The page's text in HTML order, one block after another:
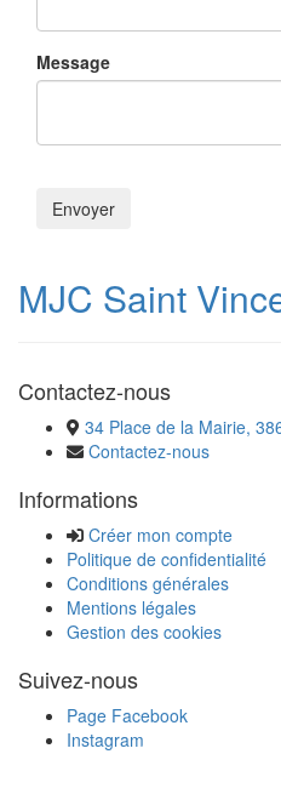
Message
MJC Saint
Contactez-nous
34 Place de la Mairie,
Contactez-nous
Informations
Créer mon compte
Politique de confidentialité
Conditions générales
Mentions légales
Gestion des cookies
Suivez-nous
Page Facebook
Instagram